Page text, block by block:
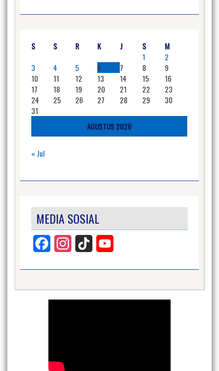
AGUSTUS 2026
S S R K J S
M
1
2
3
4 5 6 7 8
9
10
11 12 13 14 15
16
17
18 19 20 21 22
23
24
25 26 27 28 29
30
31
« Jul
MEDIA SOSIAL
Facebook InstagramTikTok